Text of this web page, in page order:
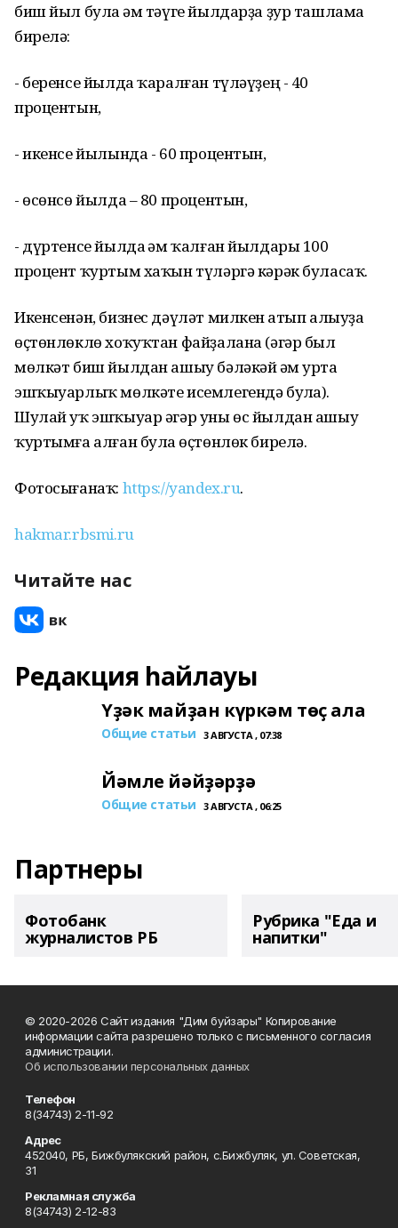
биш йыл була һәм тәүге йылдарҙа ҙур ташлама
бирелә:
- беренсе йылда ҡаралған түләүҙең - 40
процентын,
- икенсе йылында - 60 процентын,
- өсөнсө йылда – 80 процентын,
- дүртенсе йылда һәм ҡалған йылдары 100
процент ҡуртым хаҡын түләргә кәрәк буласаҡ.
Икенсенән, бизнес дәүләт милкен һатып алыуҙа
өҫтөнлөклө хоҡуҡтан файҙалана (әгәр был
мөлкәт биш йылдан ашыу бәләкәй һәм урта
эшҡыуарлыҡ мөлкәте исемлегендә булһа).
Шулай уҡ эшҡыуар әгәр уны өс йылдан ашыу
ҡуртымға алған булһа өҫтөнлөк бирелә.
Фотосығанаҡ: https://yandex.ru.
hakmar.rbsmi.ru
Читайте нас
Редакция һайлауы
Үҙәк майҙан күркәм төҫ ала
Общие статьи 3 АВГУСТА , 07:38
Йәмле йәйҙәрҙә
Общие статьи 3 АВГУСТА , 06:25
Партнеры
Фотобанк
журналистов РБ
Рубрика "Еда и
напитки"
© 2020-2026 Сайт издания "Дим буйзары" Копирование
информации сайта разрешено только с письменного согласия
администрации.
Об использовании персональных данных
Телефон
8(34743) 2-11-92
Адрес
452040, РБ, Бижбулякский район, с.Бижбуляк, ул. Советская,
31
Рекламная служба
8(34743) 2-12-83